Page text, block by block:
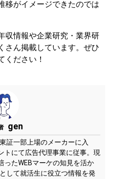
移がイメージできたのでは
収情報や企業研究・業界研
さん掲載しています。ぜひ
ください！
gen
証一部上場のメーカーに入
トにて広告代理事業に従事。現
ったWEBマーケの知見を活か
して就活生に役立つ情報を発